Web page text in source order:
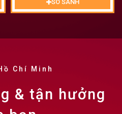
SO SÁNH
Chí Minh
& tận hưởng